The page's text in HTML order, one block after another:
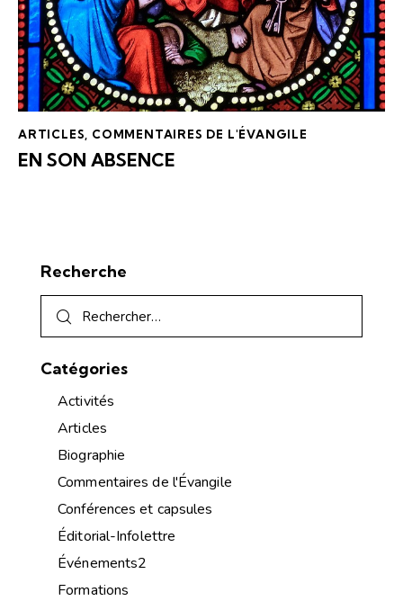
ARTICLES COMMENTAIRES DE L'ÉVANGILE
EN SON ABSENCE
Recherche
Catégories
Activités
Articles
Biographie
Commentaires de l'Évangile
Conférences et capsules
Éditorial-Infolettre
Événements2
Formations